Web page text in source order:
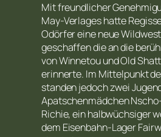
Mit freundlicher
May-Verlages hatte
Odörfer eine neue
geschaffen die an die
von Winnetou und Old
erinnerte. Im Mittelpunkt
standen jedoch zwei
Apatschenmädchen
Richie, ein halbwüchsiger
dem Eisenbahn-Lager